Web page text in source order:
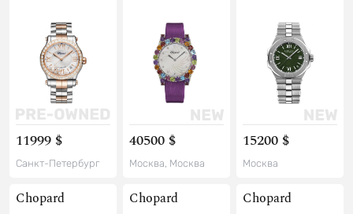
11999 $
Санкт-Петербург
40500 $
Москва, Москва
15200 $
Москва
Chopard Chopard Chopard